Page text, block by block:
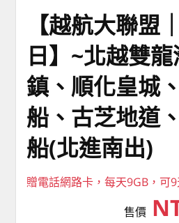
【越航大聯盟
日】~北越雙
鎮、順化皇城
船、古芝地道
船(北進南出)
贈電話網路卡，每天9GB，可9
售價